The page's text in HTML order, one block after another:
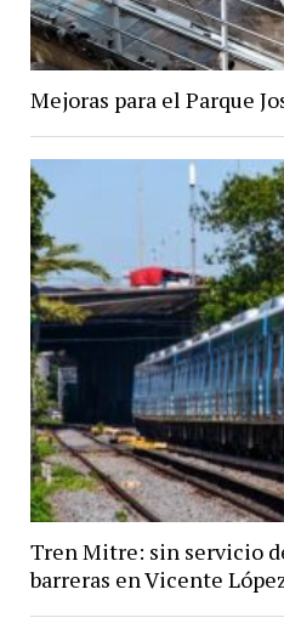
Mejoras para el Parque
Tren Mitre: sin servicio
barreras en Vicente